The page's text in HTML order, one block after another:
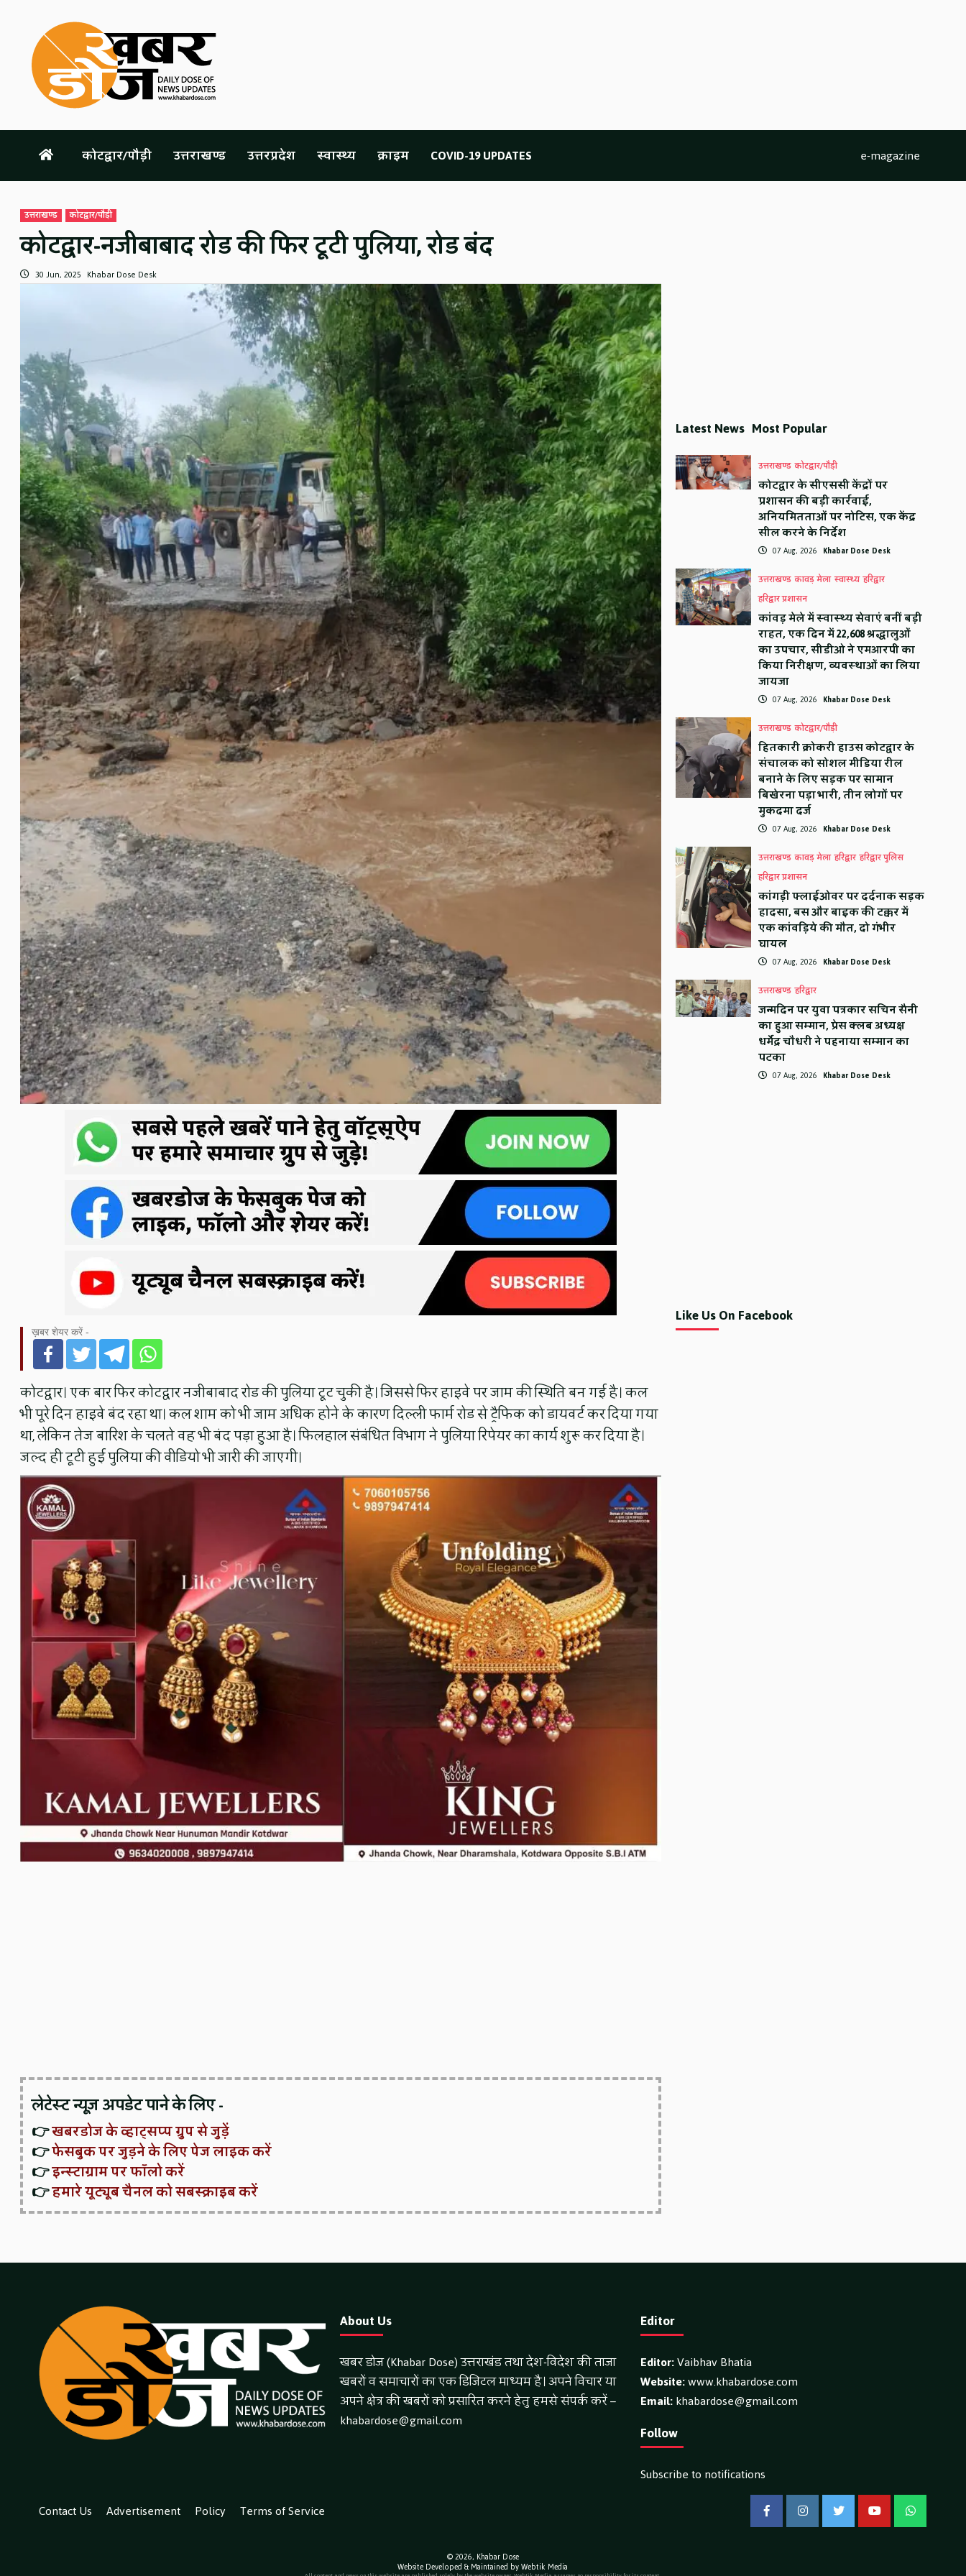
content
कोटद्वार/पौड़ी उत्तराखण्ड उत्तरप्रदेश स्वास्थ्य क्राइम COVID-19 UPDATES e-magazine
उत्तराखण्ड कोटद्वार/पौड़ी
कोटद्वार-नजीबाबाद रोड की फिर टूटी पुलिया, रोड बंद
30 Jun, 2025 Khabar Dose Desk
ख़बर शेयर करें -
कोटद्वार। एक बार फिर कोटद्वार नजीबाबाद रोड की पुलिया टूट चुकी है। जिससे फिर हाइवे पर जाम की स्थिति बन गई है। कल
भी पूरे दिन हाइवे बंद रहा था। कल शाम को भी जाम अधिक होने के कारण दिल्ली फार्म रोड से ट्रैफिक को डायवर्ट कर दिया गया
था, लेकिन तेज बारिश के चलते वह भी बंद पड़ा हुआ है। फिलहाल संबंधित विभाग ने पुलिया रिपेयर का कार्य शुरू कर दिया है।
जल्द ही टूटी हुई पुलिया की वीडियो भी जारी की जाएगी।
लेटेस्ट न्यूज़ अपडेट पाने के लिए -
👉खबरडोज के व्हाट्सप्प ग्रुप से जुड़ें
👉फेसबुक पर जुड़ने के लिए पेज लाइक करें
👉इन्स्टाग्राम पर फॉलो करें
👉हमारे यूट्यूब चैनल को सबस्क्राइब करें
Latest News Most Popular
उत्तराखण्ड कोटद्वार/पौड़ी
कोटद्वार के सीएससी केंद्रों पर
प्रशासन की बड़ी कार्रवाई,
अनियमितताओं पर नोटिस, एक केंद्र
सील करने के निर्देश
07 Aug, 2026 Khabar Dose Desk
उत्तराखण्ड कावड़ मेला स्वास्थ्य हरिद्वार
हरिद्वार प्रशासन
कांवड़ मेले में स्वास्थ्य सेवाएं बनीं बड़ी
राहत, एक दिन में 22,608 श्रद्धालुओं
का उपचार, सीडीओ ने एमआरपी का
किया निरीक्षण, व्यवस्थाओं का लिया
जायजा
07 Aug, 2026 Khabar Dose Desk
उत्तराखण्ड कोटद्वार/पौड़ी
हितकारी क्रोकरी हाउस कोटद्वार के
संचालक को सोशल मीडिया रील
बनाने के लिए सड़क पर सामान
बिखेरना पड़ा भारी, तीन लोगों पर
मुकदमा दर्ज
07 Aug, 2026 Khabar Dose Desk
उत्तराखण्ड कावड़ मेला हरिद्वार हरिद्वार पुलिस
हरिद्वार प्रशासन
कांगड़ी फ्लाईओवर पर दर्दनाक सड़क
हादसा, बस और बाइक की टक्कर में
एक कांवड़िये की मौत, दो गंभीर
घायल
07 Aug, 2026 Khabar Dose Desk
उत्तराखण्ड हरिद्वार
जन्मदिन पर युवा पत्रकार सचिन सैनी
का हुआ सम्मान, प्रेस क्लब अध्यक्ष
धर्मेंद्र चौधरी ने पहनाया सम्मान का
पटका
07 Aug, 2026 Khabar Dose Desk
Like Us On Facebook
About Us
खबर डोज (Khabar Dose) उत्तराखंड तथा देश-विदेश की ताजा
खबरों व समाचारों का एक डिजिटल माध्यम है। अपने विचार या
अपने क्षेत्र की खबरों को प्रसारित करने हेतु हमसे संपर्क करें –
khabardose@gmail.com
Editor
Editor:Vaibhav Bhatia
Website:www.khabardose.com
Email:khabardose@gmail.com
Follow
Subscribe to notifications
Contact Us
Advertisement Policy Terms of Service FacebookInstagramTwitter YouTubeWhatsApp
© 2026, Khabar Dose
Website Developed & Maintained by Webtik Media